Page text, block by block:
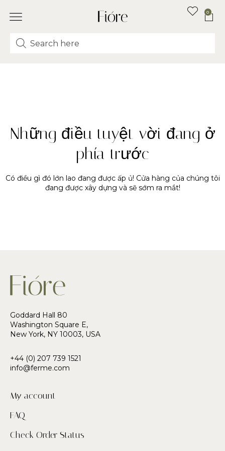
0
Những điều tuyệt vời đang ở
phía trước
Có điều gì đó lớn lao đang được ấp ủ! Cửa hàng của chúng tôi
đang được xây dựng và sẽ sớm ra mắt!
Goddard Hall 80
Washington Square E,
New York, NY 10003, USA
+44 (0) 207 739 1521
info@ferme.com
My account
FAQ
Check Order Status